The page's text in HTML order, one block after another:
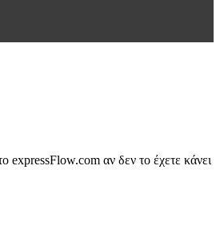
αν δεν το έχετε κάνει